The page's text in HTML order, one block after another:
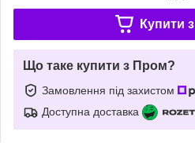
Купити з
Що таке купити з Пром?
Замовлення під захистом
Доступна доставка